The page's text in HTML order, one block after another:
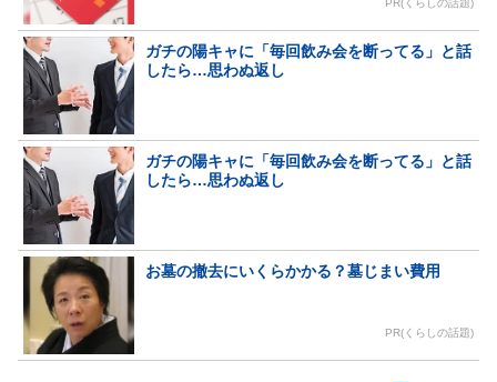
PR(くらしの話題)
ガチの陽キャに「毎回飲み会を断ってる」と話
したら…思わぬ返し
ガチの陽キャに「毎回飲み会を断ってる」と話
したら…思わぬ返し
お墓の撤去にいくらかかる？墓じまい費用
PR(くらしの話題)